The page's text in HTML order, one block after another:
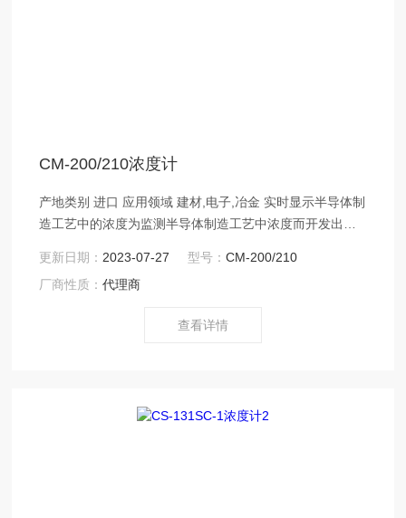
CM-200/210浓度计
产地类别 进口 应用领域 建材,电子,冶金 实时显示半导体制
造工艺中的浓度为监测半导体制造工艺中浓度而开发出来
并实时显示浓度。适用于使用的制造工艺，例如：清洗蚀
刻后的晶片。
更新日期： 2023-07-27 型号：CM-200/210
厂商性质：代理商
查看详情